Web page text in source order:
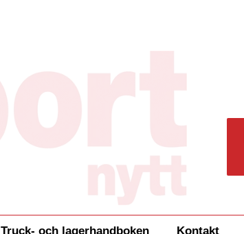
Truck- och lagerhandboken Kontakt